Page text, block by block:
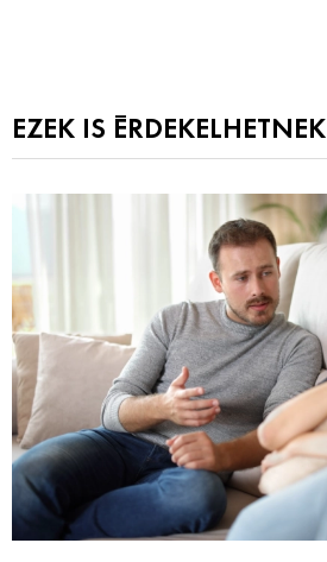
EZEK IS ÉRDEKELHETNEK